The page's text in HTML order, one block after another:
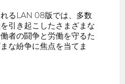
るLAN 08版では、多数
引き起こしたさまざまな
者の闘争と労働を守るた
な紛争に焦点を当てま